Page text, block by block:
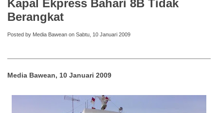
Kapal Ekpress Bahari 8B Tidak
Berangkat
Posted by Media Bawean on Sabtu, 10 Januari 2009
Media Bawean, 10 Januari 2009